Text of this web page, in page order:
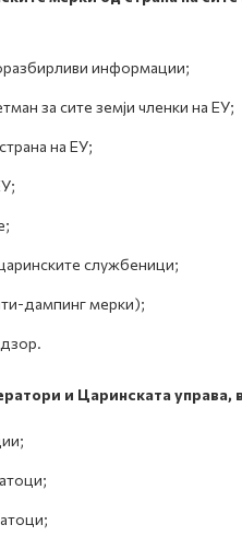
информации;
за сите земји членки на ЕУ;
на ЕУ;
службеници;
дампинг мерки);
и Царинската управа,